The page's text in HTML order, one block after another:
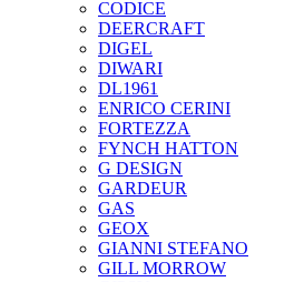
CODICE
DEERCRAFT
DIGEL
DIWARI
DL1961
ENRICO CERINI
FORTEZZA
FYNCH HATTON
G DESIGN
GARDEUR
GAS
GEOX
GIANNI STEFANO
GILL MORROW